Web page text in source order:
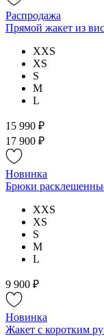
Распродажа
Прямой жакет из
XXS
XS
S
M
L
15 990 ₽
17 900 ₽
Новинка
Брюки
XXS
XS
S
M
L
9 900 ₽
Новинка
Жакет с коротким